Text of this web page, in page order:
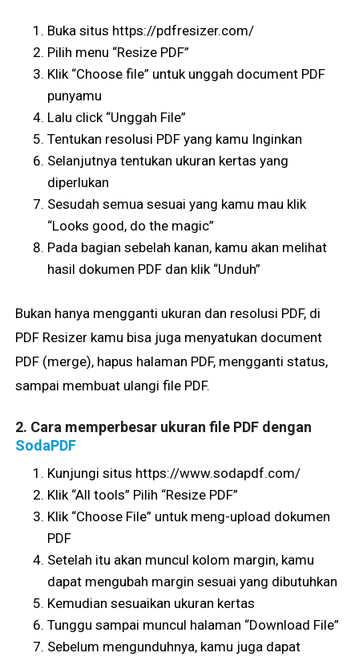
Buka situs https://pdfresizer.com/
Pilih menu “Resize PDF”
Klik “Choose file” untuk unggah document PDF
punyamu
Lalu click “Unggah File”
Tentukan resolusi PDF yang kamu Inginkan
Selanjutnya tentukan ukuran kertas yang
diperlukan
Sesudah semua sesuai yang kamu mau klik
“Looks good, do the magic”
Pada bagian sebelah kanan, kamu akan melihat
hasil dokumen PDF dan klik “Unduh”
Bukan hanya mengganti ukuran dan resolusi PDF, di
PDF Resizer kamu bisa juga menyatukan document
PDF (merge), hapus halaman PDF, mengganti status,
sampai membuat ulangi file PDF.
2. Cara memperbesar ukuran file PDF dengan
SodaPDF
Kunjungi situs https://www.sodapdf.com/
Klik “All tools” Pilih “Resize PDF”
Klik “Choose File” untuk meng-upload dokumen
PDF
Setelah itu akan muncul kolom margin, kamu
dapat mengubah margin sesuai yang dibutuhkan
Kemudian sesuaikan ukuran kertas
Tunggu sampai muncul halaman “Download File”
Sebelum mengunduhnya, kamu juga dapat